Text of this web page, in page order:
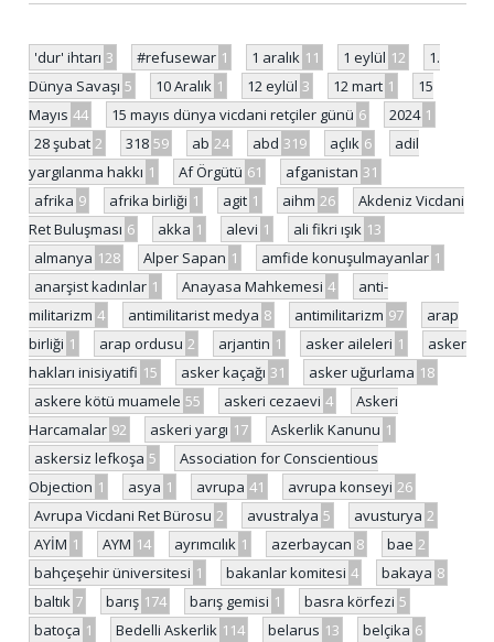
'dur' ihtarı 3 #refusewar 1 1 aralık 11 1 eylül 12
1.
Dünya Savaşı 5 10 Aralık 1 12 eylül 3 12 mart 1
15
Mayıs 44 15 mayıs dünya vicdani retçiler günü 6 2024 1
28 şubat 2 318 59 ab 24 abd 319 açlık 6
adil
yargılanma hakkı 1 Af Örgütü 61 afganistan 31
afrika 9 afrika birliği 1 agit 1 aihm 26
Akdeniz Vicdani
Ret Buluşması 6 akka 1 alevi 1 ali fikri ışık 13
almanya 128 Alper Sapan 1 amfide konuşulmayanlar 1
anarşist kadınlar 1 Anayasa Mahkemesi 4
anti-
militarizm 4 antimilitarist medya 8 antimilitarizm 97
arap
birliği 1 arap ordusu 2 arjantin 1 asker aileleri 1
asker
hakları inisiyatifi 15 asker kaçağı 31 asker uğurlama 18
askere kötü muamele 55 askeri cezaevi 4
Askeri
Harcamalar 92 askeri yargı 17 Askerlik Kanunu 1
askersiz lefkoşa 5
Association for Conscientious
Objection 1 asya 1 avrupa 41 avrupa konseyi 26
Avrupa Vicdani Ret Bürosu 2 avustralya 5 avusturya 2
AYİM 1 AYM 14 ayrımcılık 1 azerbaycan 8 bae 2
bahçeşehir üniversitesi 1 bakanlar komitesi 4 bakaya 8
baltık 7 barış 174 barış gemisi 1 basra körfezi 5
batoça 1 Bedelli Askerlik 114 belarus 13 belçika 6